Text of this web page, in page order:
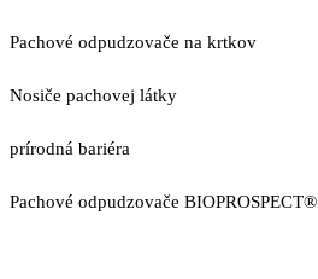
Pachové odpudzovače na krtkov
Nosiče pachovej látky
prírodná bariéra
Pachové odpudzovače BIOPROSPECT®